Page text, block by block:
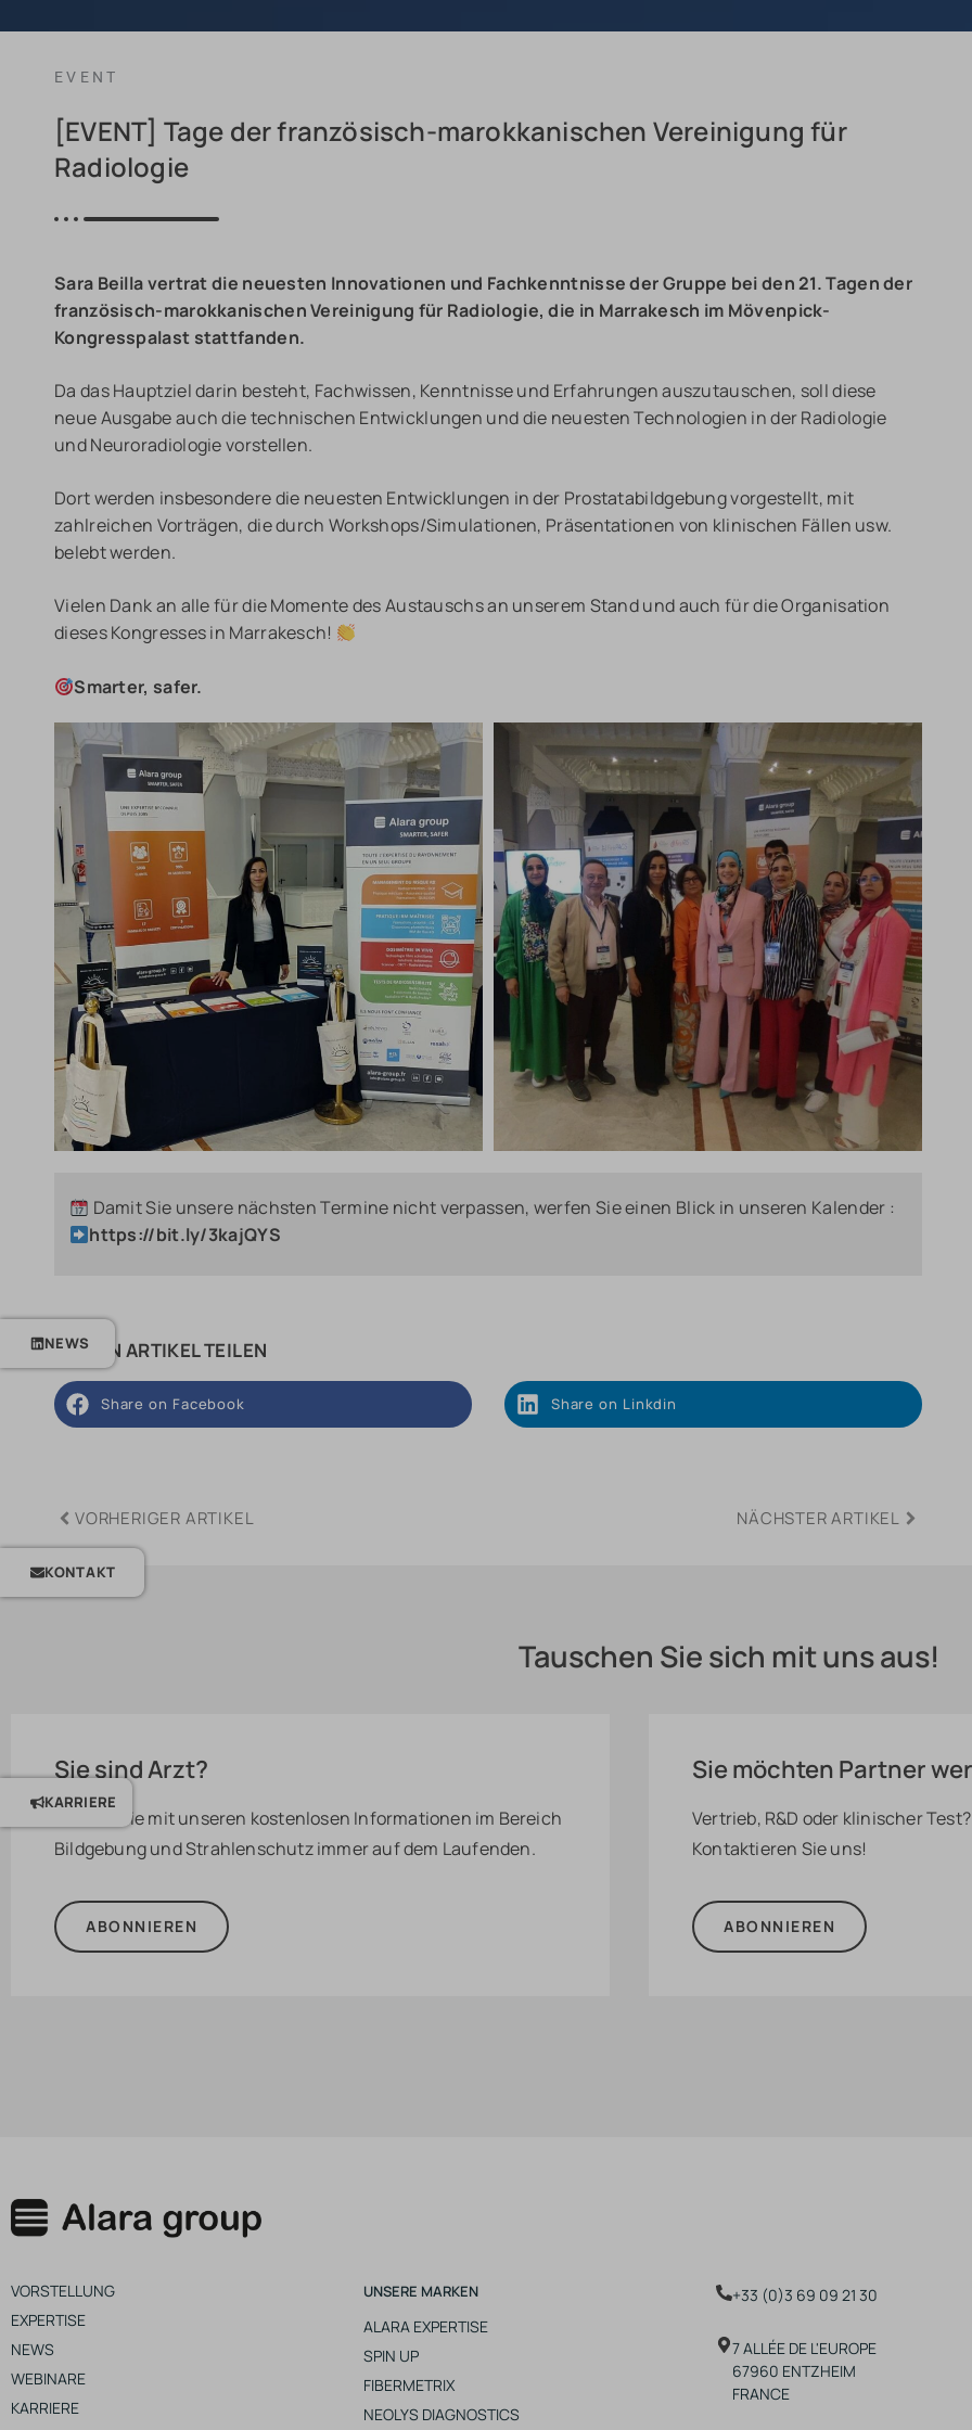
NEWS
KONTAKT
KARRIERE
EVENT
[EVENT] Tage der französisch-marokkanischen Vereinigung für
Radiologie
Sara Beilla vertrat die neuesten Innovationen und Fachkenntnisse der Gruppe bei den 21. Tagen der
französisch-marokkanischen Vereinigung für Radiologie, die in Marrakesch im Mövenpick-
Kongresspalast stattfanden.
Da das Hauptziel darin besteht, Fachwissen, Kenntnisse und Erfahrungen auszutauschen, soll diese
neue Ausgabe auch die technischen Entwicklungen und die neuesten Technologien in der Radiologie
und Neuroradiologie vorstellen.
Dort werden insbesondere die neuesten Entwicklungen in der Prostatabildgebung vorgestellt, mit
zahlreichen Vorträgen, die durch Workshops/Simulationen, Präsentationen von klinischen Fällen usw.
belebt werden.
Vielen Dank an alle für die Momente des Austauschs an unserem Stand und auch für die Organisation
dieses Kongresses in Marrakesch!
Smarter, safer.
Damit Sie unsere nächsten Termine nicht verpassen, werfen Sie einen Blick in unseren Kalender :
https://bit.ly/3kajQYS
DIESEN ARTIKEL TEILEN
Share on Facebook Share on Linkdin
VORHERIGER ARTIKEL NÄCHSTER ARTIKEL
Tauschen Sie sich mit uns aus!
Sie sind Arzt?
Bleiben Sie mit unseren kostenlosen Informationen im Bereich
Bildgebung und Strahlenschutz immer auf dem Laufenden.
ABONNIEREN
Sie möchten Partner
Vertrieb, R&D oder klinischer Test?
Kontaktieren Sie uns!
ABONNIEREN
VORSTELLUNG
EXPERTISE
NEWS
WEBINARE
KARRIERE
UNSERE MARKEN
ALARA EXPERTISE
SPIN UP
FIBERMETRIX
NEOLYS DIAGNOSTICS
+33 (0)3 69 09 21 30
7 ALLÉE DE L'EUROPE
67960 ENTZHEIM
FRANCE